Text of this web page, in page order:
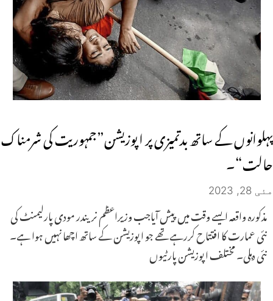
پہلوانوں کے ساتھ بدتمیزی پر اپوزیشن”جمہوریت کی شرمناک
حالت“۔
مئی 28, 2023
مذکورہ واقعہ ایسے وقت میں پیش آیاجب وزیراعظم نریندر مودی پارلیمنٹ کی
نئی عمارت کا افتتاح کررہے تھے جو اپوزیشن کے ساتھ اچھا نہیں ہوا ہے۔
نئی دہلی۔ مختلف اپوزیشن پارٹیوں